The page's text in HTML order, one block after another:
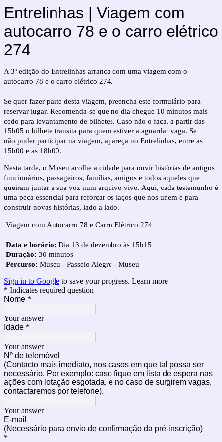
Entrelinhas | Viagem com
autocarro 78 e o carro elétrico
274
A 3ª edição do Entrelinhas arranca com uma viagem com o
autocarro 78 e o carro elétrico 274.
Se quer fazer parte desta viagem, preencha este formulário para
reservar lugar. Recomenda-se que no dia chegue 10 minutos mais
cedo para levantamento de bilhetes. Caso não o faça, a partir das
15h05 o bilhete transita para quem estiver a aguardar vaga. Se
não puder participar na viagem, apareça no Entrelinhas, entre as
15h00 e as 18h00.
Nesta tarde, o Museu acolhe a cidade para ouvir histórias de antigos
funcionários, passageiros, famílias, amigos e todos aqueles que
queiram juntar a sua voz num arquivo vivo. Aqui, cada testemunho é
uma peça essencial para reforçar os laços que nos unem e para
construir novas histórias, lado a lado.
Viagem com Autocarro 78 e Carro Elétrico 274
Data e horário: Dia 13 de dezembro às 15h15
Duração: 30 minutos
Percurso: Museu - Passeio Alegre - Museu
Sign in to Google to save your progress. Learn more
* Indicates required question
Nome *
Your answer
Idade *
Your answer
Nº de telemóvel
(Contacto mais imediato, nos casos em que tal possa ser
necessário. Por exemplo: caso fique em lista de espera nas
ações com lotação esgotada, e no caso de surgirem vagas,
contactaremos por telefone).
Your answer
E-mail
(Necessário para envio de confirmação da pré-inscrição)
*